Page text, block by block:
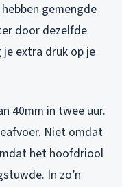
gemengde
door dezelfde
extra druk op je
40mm in twee uur.
Niet omdat
het hoofdriool
In zo’n